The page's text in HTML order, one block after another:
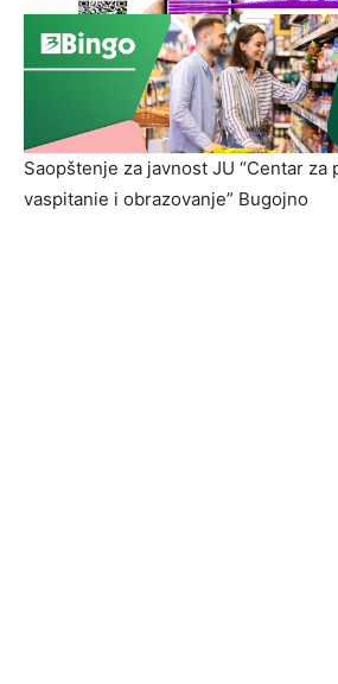
Saopštenje za javnost JU “Centar za
vaspitanie i obrazovanje” Bugojno